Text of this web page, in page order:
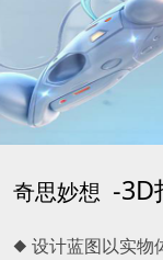
奇思妙想 -3D
◆ 设计蓝图以实物